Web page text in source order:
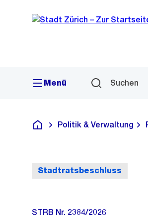
Navigation
Sprunglink
Menü Suchen
Deutsch
Politik & Verwaltung
Stadtratsbeschluss
STRB Nr. 2384/2026